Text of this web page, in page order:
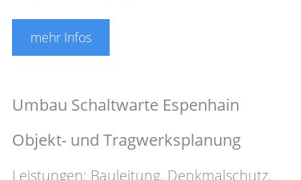
mehr Infos
Umbau Schaltwarte Espenhain
Objekt- und Tragwerksplanung
Leistungen: Bauleitung, Denkmalschutz,